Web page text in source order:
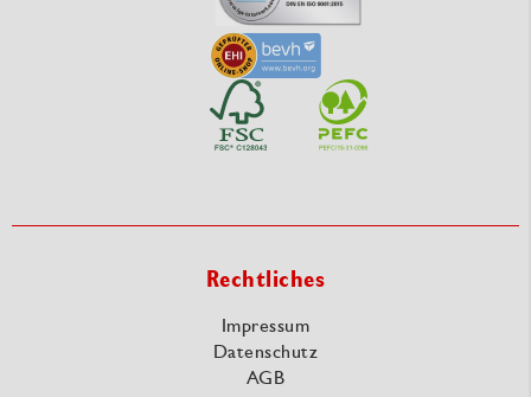
Rechtliches
Impressum
Datenschutz
AGB